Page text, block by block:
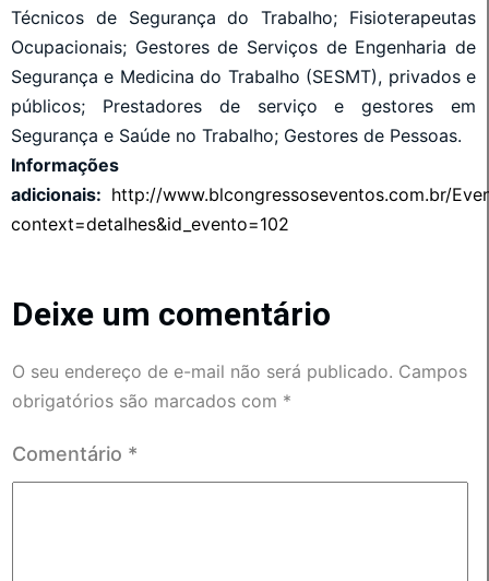
Técnicos de Segurança do Trabalho; Fisioterapeutas
Ocupacionais; Gestores de Serviços de Engenharia de
Segurança e Medicina do Trabalho (SESMT), privados e
públicos; Prestadores de serviço e gestores em
Segurança e Saúde no Trabalho; Gestores de Pessoas.
Informações
adicionais: http://www.blcongressoseventos.com.br/
context=detalhes&id_evento=102
Deixe um comentário
O seu endereço de e-mail não será publicado. Campos
obrigatórios são marcados com *
Comentário *